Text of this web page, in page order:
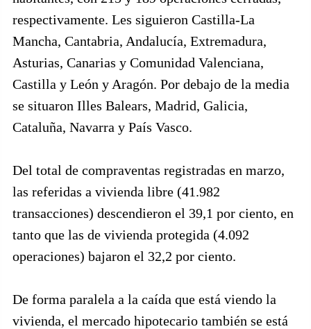
respectivamente. Les siguieron Castilla-La
Mancha, Cantabria, Andalucía, Extremadura,
Asturias, Canarias y Comunidad Valenciana,
Castilla y León y Aragón. Por debajo de la media
se situaron Illes Balears, Madrid, Galicia,
Cataluña, Navarra y País Vasco.
Del total de compraventas registradas en marzo,
las referidas a vivienda libre (41.982
transacciones) descendieron el 39,1 por ciento, en
tanto que las de vivienda protegida (4.092
operaciones) bajaron el 32,2 por ciento.
De forma paralela a la caída que está viendo la
vivienda, el mercado hipotecario también se está